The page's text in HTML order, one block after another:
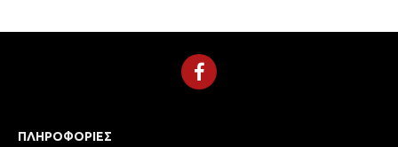
ΠΛΗΡΟΦΟΡΊΕΣ